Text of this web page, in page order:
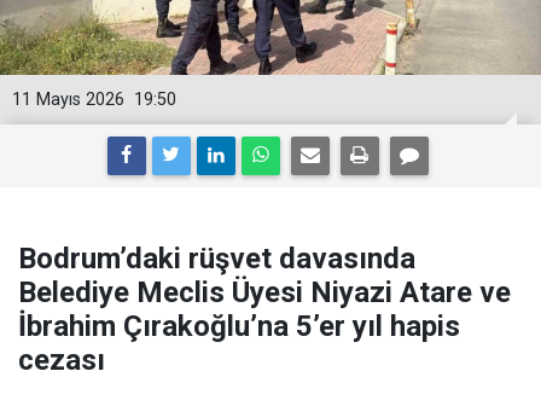
19:50
11 Mayıs 2026
Bodrum’daki rüşvet davasında
Belediye Meclis Üyesi Niyazi Atare ve
İbrahim Çırakoğlu’na 5’er yıl hapis
cezası